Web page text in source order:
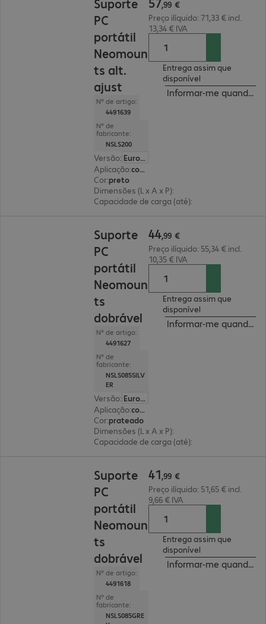
Suporte
PC
portátil
Neomoun
ts alt.
ajust
Nº de artigo:
4491639
Nº de
fabricante:
NSLS200
Versão:
Europa
Aplicação:
computador portátil
Cor:preto
Dimensões (L x A x P):
Capacidade de carga (até):
,99 €
Preço ilíquido: 71,33 € incl.
13,34 € IVA
Entrega assim que
disponível
Informar-me quando
Suporte
PC
portátil
Neomoun
ts
dobrável
Nº de artigo:
4491627
Nº de
fabricante:
NSLS085SILV
ER
Versão:
Europa
Aplicação:
computador portátil
Cor:prateado
Dimensões (L x A x P):
Capacidade de carga (até):
44,99 €
Preço ilíquido: 55,34 € incl.
10,35 € IVA
Entrega assim que
disponível
Informar-me quando
Suporte
PC
portátil
Neomoun
ts
dobrável
Nº de artigo:
4491618
Nº de
fabricante:
NSLS085GRE
41,99 €
Preço ilíquido: 51,65 € incl.
9,66 € IVA
Entrega assim que
disponível
Informar-me quando